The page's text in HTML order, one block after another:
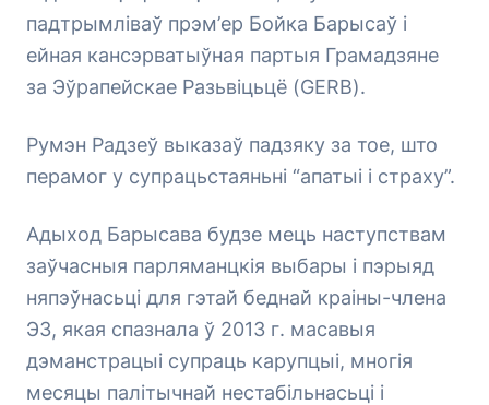
падтрымліваў прэм’ер Бойка Барысаў і
ейная кансэрватыўная партыя Грамадзяне
за Эўрапейскае Разьвіцьцё (GERB).
Румэн Радзеў выказаў падзяку за тое, што
перамог у супрацьстаяньні “апатыі і страху”.
Адыход Барысава будзе мець наступствам
заўчасныя парляманцкія выбары і пэрыяд
няпэўнасьці для гэтай беднай краіны-члена
ЭЗ, якая спазнала ў 2013 г. масавыя
дэманстрацыі супраць карупцыі, многія
месяцы палітычнай нестабільнасьці і